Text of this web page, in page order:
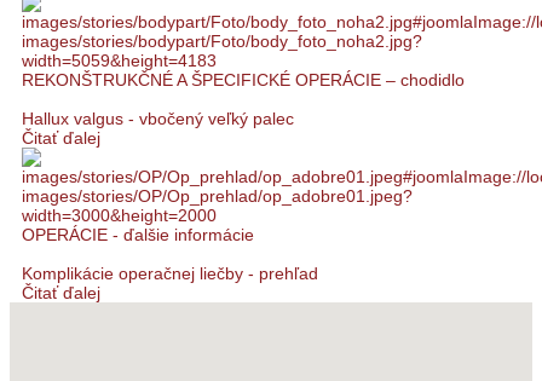
REKONŠTRUKČNÉ A ŠPECIFICKÉ OPERÁCIE – chodidlo
Hallux valgus - vbočený veľký palec
Čitať ďalej
OPERÁCIE - ďalšie informácie
Komplikácie operačnej liečby - prehľad
Čitať ďalej